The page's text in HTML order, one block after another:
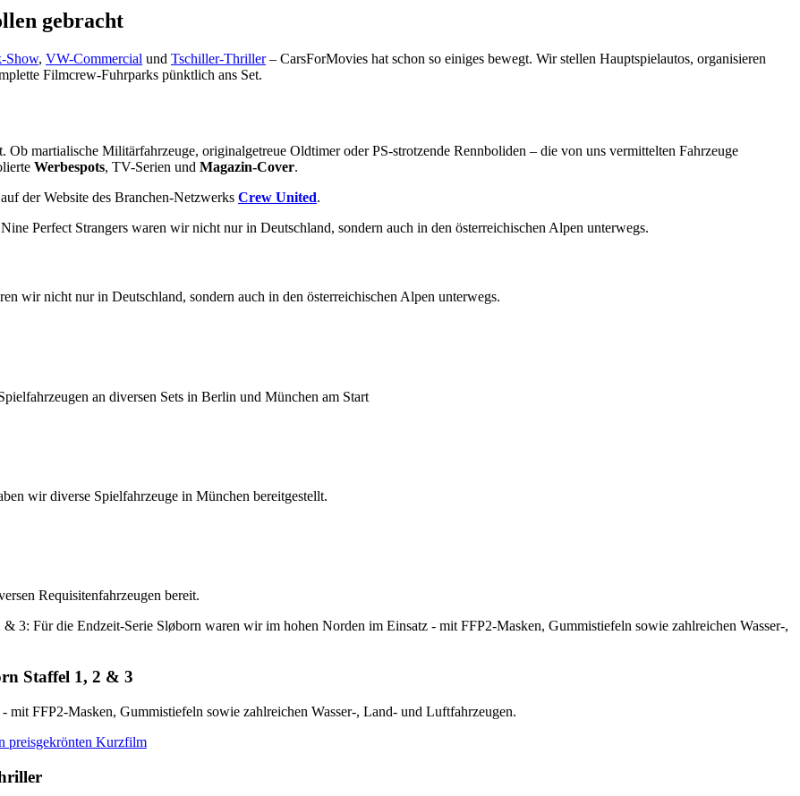
gebracht
Show, VW-Commercial und Tschiller-Thriller– CarsForMovies hat schon so einiges bewegt. Wir stellen Hauptspielautos, organisieren
Filmcrew-Fuhrparks pünktlich ans Set.
martialische Militärfahrzeuge, originalgetreue Oldtimer oder PS-strotzende Rennboliden – die von uns vermittelten Fahrzeuge
Werbespots, TV-Serien und Magazin-Cover.
der Website des Branchen-Netzwerks Crew United.
wir nicht nur in Deutschland, sondern auch in den österreichischen Alpen unterwegs.
an diversen Sets in Berlin und München am Start
wir diverse Spielfahrzeuge in München bereitgestellt.
Requisitenfahrzeugen bereit.
Staffel 1, 2 & 3
FFP2-Masken, Gummistiefeln sowie zahlreichen Wasser-, Land- und Luftfahrzeugen.